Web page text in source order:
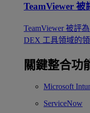
TeamViewer
TeamViewer 被評
DEX 工具領域的領
關鍵整合功
Microsoft
ServiceNow